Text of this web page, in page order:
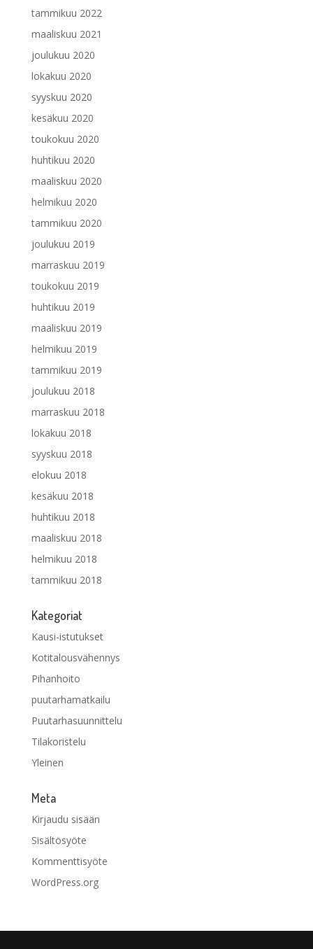
tammikuu 2022
maaliskuu 2021
joulukuu 2020
lokakuu 2020
syyskuu 2020
kesäkuu 2020
toukokuu 2020
huhtikuu 2020
maaliskuu 2020
helmikuu 2020
tammikuu 2020
joulukuu 2019
marraskuu 2019
toukokuu 2019
huhtikuu 2019
maaliskuu 2019
helmikuu 2019
tammikuu 2019
joulukuu 2018
marraskuu 2018
lokakuu 2018
syyskuu 2018
elokuu 2018
kesäkuu 2018
huhtikuu 2018
maaliskuu 2018
helmikuu 2018
tammikuu 2018
Kategoriat
Kausi-istutukset
Kotitalousvähennys
Pihanhoito
puutarhamatkailu
Puutarhasuunnittelu
Tilakoristelu
Yleinen
Meta
Kirjaudu sisään
Sisältösyöte
Kommenttisyöte
WordPress.org